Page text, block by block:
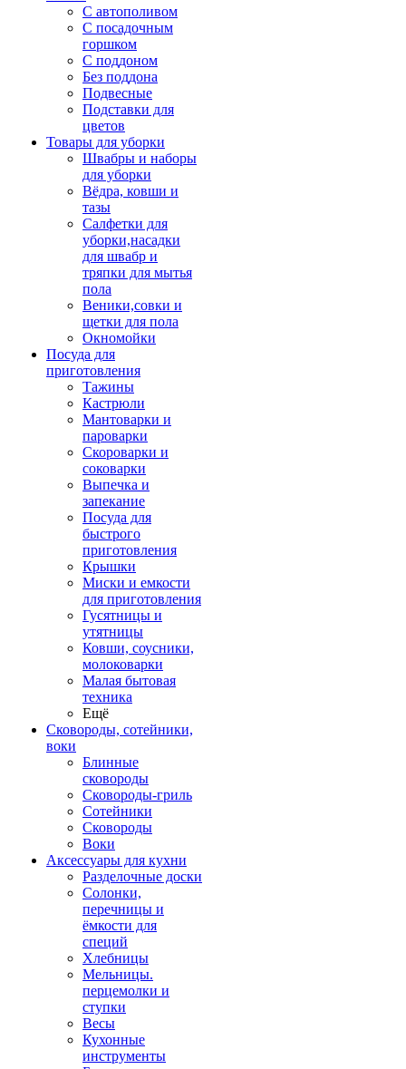
С автополивом
С посадочным
горшком
С поддоном
Без поддона
Подвесные
Подставки для
цветов
Товары для уборки
Швабры и наборы
для уборки
Вёдра, ковши и
тазы
Салфетки для
уборки,насадки
для швабр и
тряпки для мытья
пола
Веники,совки и
щетки для пола
Окномойки
Посуда для
приготовления
Тажины
Кастрюли
Мантоварки и
пароварки
Скороварки и
соковарки
Выпечка и
запекание
Посуда для
быстрого
приготовления
Крышки
Миски и емкости
для приготовления
Гусятницы и
утятницы
Ковши, соусники,
молоковарки
Малая бытовая
техника
Ещё
Сковороды, сотейники,
воки
Блинные
сковороды
Сковороды-гриль
Сотейники
Сковороды
Воки
Аксессуары для кухни
Разделочные доски
Солонки,
перечницы и
ёмкости для
специй
Хлебницы
Мельницы.
перцемолки и
ступки
Весы
Кухонные
инструменты